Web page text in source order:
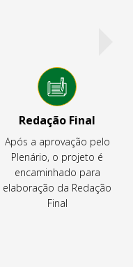
Redação Final
Após a aprovação pelo
Plenário, o projeto é
encaminhado para
elaboração da Redação
Final